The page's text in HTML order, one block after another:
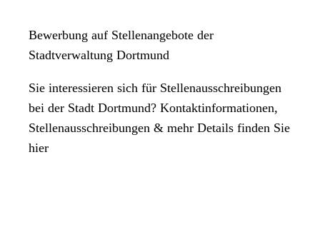
Bewerbung auf Stellenangebote der
Stadtverwaltung Dortmund
Sie interessieren sich für Stellenausschreibungen
bei der Stadt Dortmund? Kontaktinformationen,
Stellenausschreibungen & mehr Details finden Sie
hier